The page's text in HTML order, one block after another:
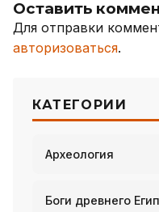
Оставить
Для отправки
авторизоваться.
КАТЕГОРИИ
Археология
Боги древнего